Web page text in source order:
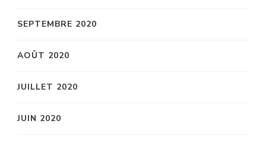
SEPTEMBRE 2020
AOÛT 2020
JUILLET 2020
JUIN 2020